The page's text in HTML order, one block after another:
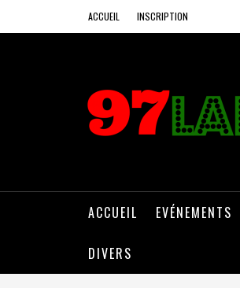
ACCUEIL INSCRIPTION
ACCUEIL EVÉNEMENTS
DIVERS